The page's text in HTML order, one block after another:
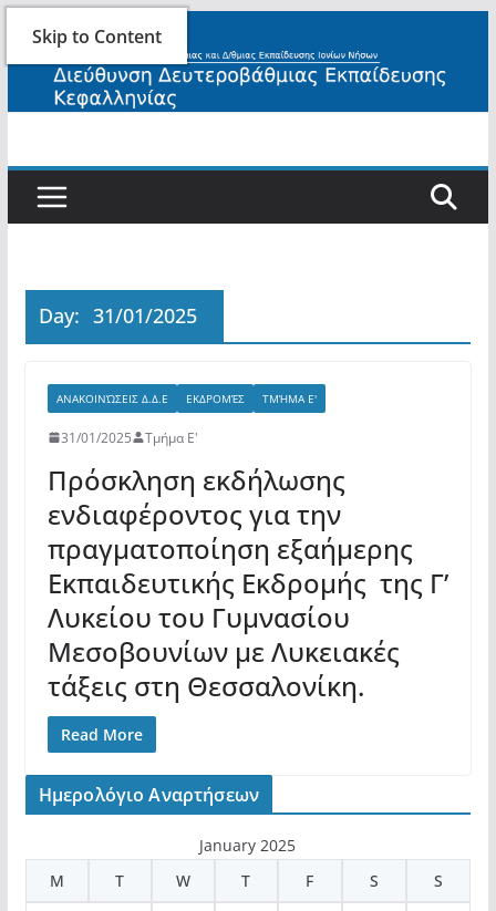
Skip to Content
Skip
content
Day: 31/01/2025
ΑΝΑΚΟΙΝΏΣΕΙΣ Δ.Δ.Ε ΕΚΔΡΟΜΈΣ ΤΜΉΜΑ Ε'
31/01/2025 Τμήμα Ε'
Πρόσκληση εκδήλωσης
ενδιαφέροντος για την
πραγματοποίηση εξαήμερης
Εκπαιδευτικής Εκδρομής της Γ’
Λυκείου του Γυμνασίου
Μεσοβουνίων με Λυκειακές
τάξεις στη Θεσσαλονίκη.
Read More
Ημερολόγιο Αναρτήσεων
January 2025
M
T W T F S S